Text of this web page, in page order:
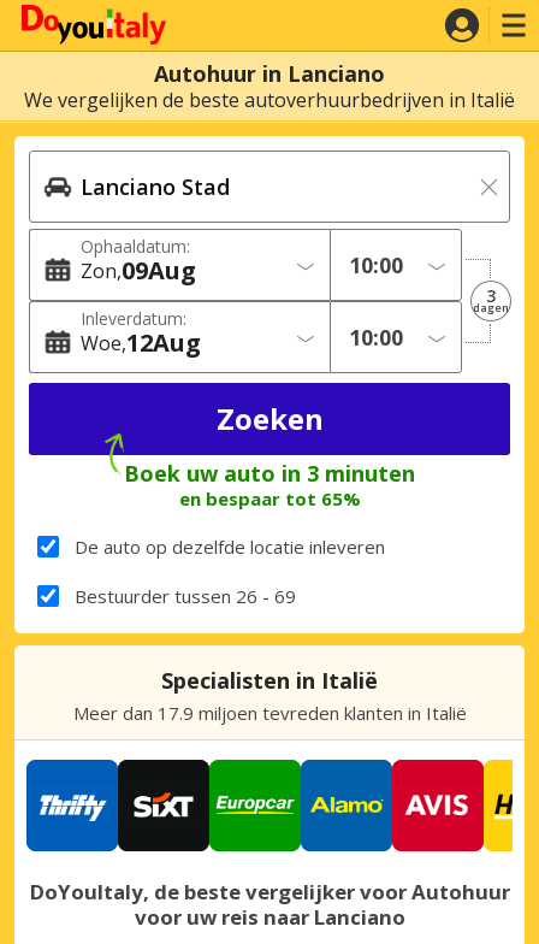
Autohuur in Lanciano
We vergelijken de beste autoverhuurbedrijven in Italië
Ophaaldatum:
Zon 09Aug
Inleverdatum:
Woe 12Aug
3
dagen
Boek uw auto in 3 minuten
en bespaar tot 65%
De auto op dezelfde locatie inleveren
Bestuurder tussen 26 - 69
Specialisten in Italië
Meer dan 17.9 miljoen tevreden klanten in Italië
DoYouItaly, de beste vergelijker voor Autohuur
voor uw reis naar Lanciano